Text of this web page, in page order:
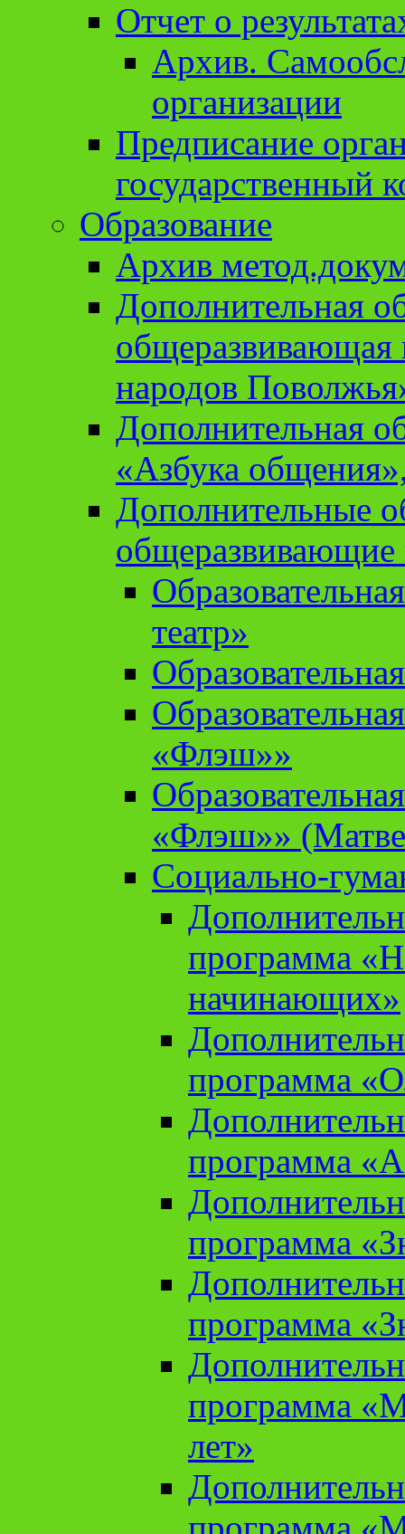
Отчет о
Архив.
организации
Предписание
государственный
Образование
Архив
Дополнительная
народов
Дополнительная
«Азбука
Дополнительные
театр»
«Флэш»»
«Флэш»»
Социально-
программа
начинающих»
программа
программа
программа
программа
программа
лет»